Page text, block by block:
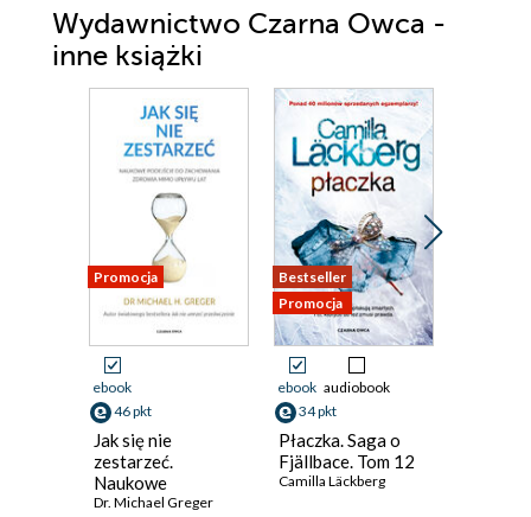
1986
2016
2016
1986
1986
2016
1986
2016
Wydawnictwo Czarna Owca -
inne książki
Promocja
ebook
46 pkt
Jak się nie
zestarzeć.
Naukowe
podejście do
Dr. Michael Greger
Bestseller
Promocja
ebook audiobook
34 pkt
Płaczka. Saga o
Fjällbace. Tom 12
Camilla Läckberg